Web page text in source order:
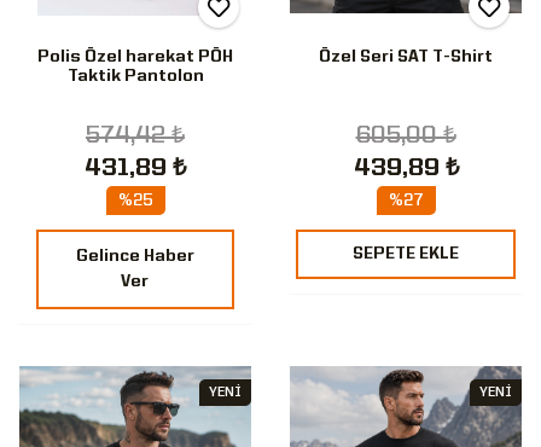
Polis Özel harekat PÖH
Taktik Pantolon
574,42 ₺
431,89 ₺
%25
Gelince Haber
Ver
Özel Seri SAT T-Shirt
605,00 ₺
439,89 ₺
%27
SEPETE EKLE
YENİ YENİ